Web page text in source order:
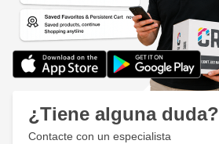
¿Tiene alguna duda?
Contacte con un especialista